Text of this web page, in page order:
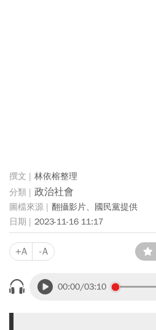
林依榕整理
政治社會
翻攝影片、國民黨提供
2023-11-16 11:17
+A -A
00:00/03:10